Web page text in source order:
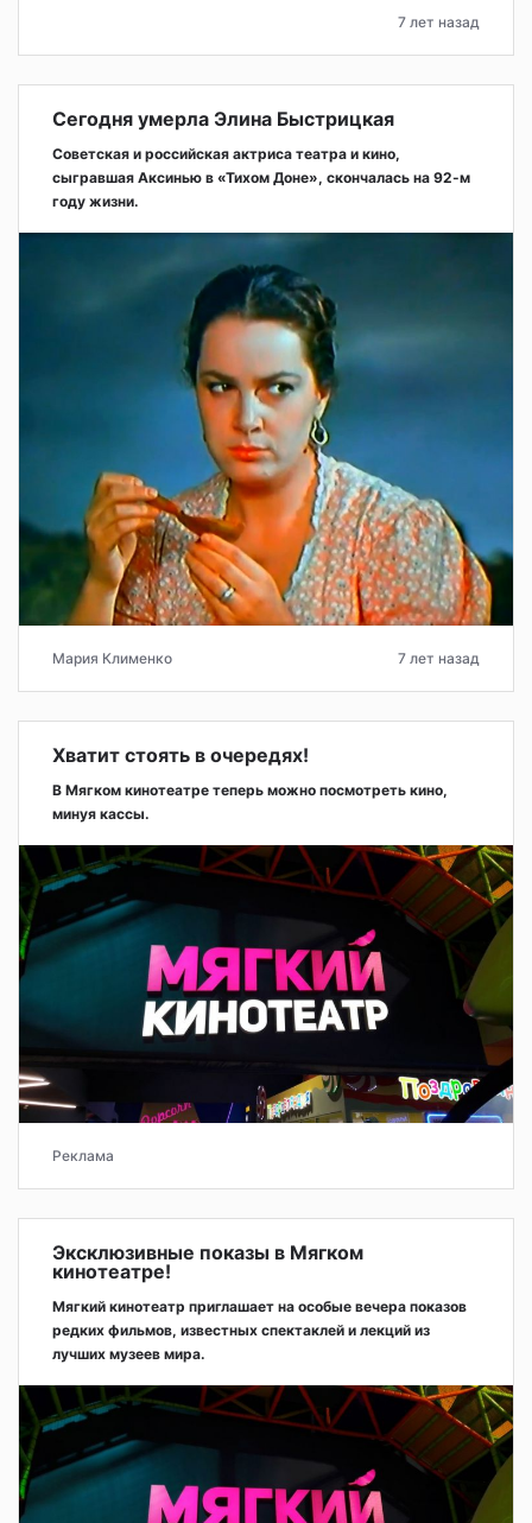
7 лет назад
Сегодня умерла Элина Быстрицкая
Советская и российская актриса театра и кино,
сыгравшая Аксинью в «Тихом Доне», скончалась на 92-м
году жизни.
Мария Клименко 7 лет назад
Хватит стоять в очередях!
В Мягком кинотеатре теперь можно посмотреть кино,
минуя кассы.
Реклама
Эксклюзивные показы в Мягком
кинотеатре!
Мягкий кинотеатр приглашает на особые вечера показов
редких фильмов, известных спектаклей и лекций из
лучших музеев мира.